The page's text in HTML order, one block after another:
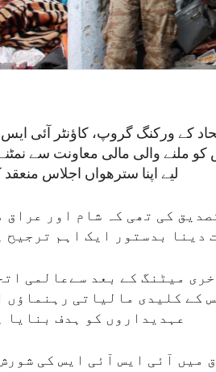
کے ورکنگ گروپ، کاؤنٹر آئی ایس
ملنے والی مالی معاونت سے
لیے اپنا سترھواں اجلاس منعقد
کی تھی کہ شام اور عراق
دینا بدستور ایک اہم ترجیح
میٹنگ کے بعد سےعالمی
کے کلیدی مالیاتی رہنماؤں
عہدیداروں کو ہدف بنایا
میں آئی ایس آئی ایس کی